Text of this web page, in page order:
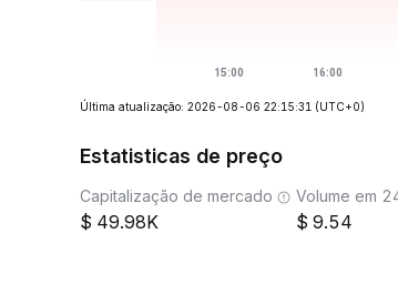
Última atualização: 2026-08-06 22:15:31 (UTC+0)
Estatisticas de preço
Capitalização de mercado
49.98K
Volume em
9.54